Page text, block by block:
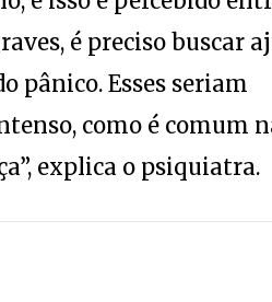
é preciso buscar
pânico. Esses seriam
como é comum na
explica o psiquiatra.